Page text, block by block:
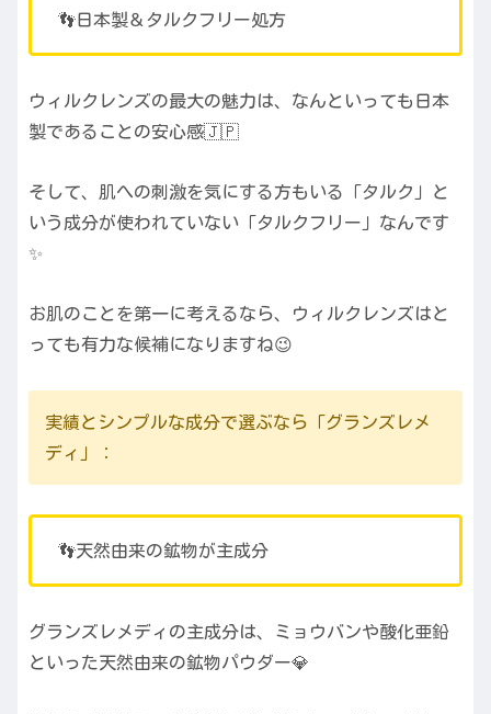
👣日本製＆タルクフリー処方
ウィルクレンズの最大の魅力は、なんといっても日本
製であることの安心感🇯🇵
そして、肌への刺激を気にする方もいる「タルク」と
いう成分が使われていない「タルクフリー」なんです
✨
お肌のことを第一に考えるなら、ウィルクレンズはと
っても有力な候補になりますね😉
実績とシンプルな成分で選ぶなら「グランズレメ
ディ」：
👣天然由来の鉱物が主成分
グランズレメディの主成分は、ミョウバンや酸化亜鉛
といった天然由来の鉱物パウダー💎